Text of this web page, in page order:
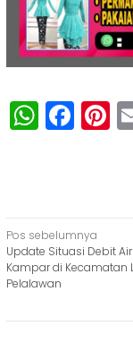
Navigasi
pos
Pos sebelumnya
Update Situasi Debit
Kampar di Kecamatan
Pelalawan